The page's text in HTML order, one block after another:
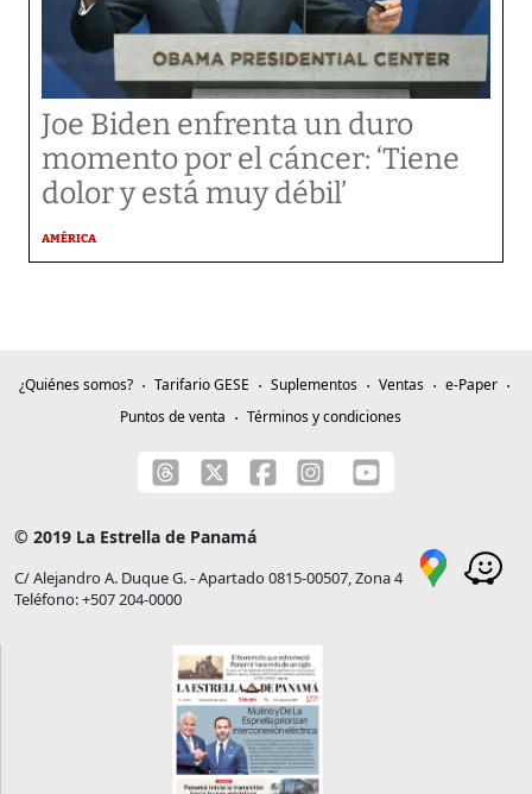
Joe Biden enfrenta un duro
momento por el cáncer: ‘Tiene
dolor y está muy débil’
AMÉRICA
¿Quiénes somos? Tarifario GESE Suplementos Ventas
e-Paper
Puntos de venta
Términos y condiciones
© 2019 La Estrella de Panamá
C/ Alejandro A. Duque G. - Apartado 0815-00507, Zona 4
Teléfono: +507 204-0000